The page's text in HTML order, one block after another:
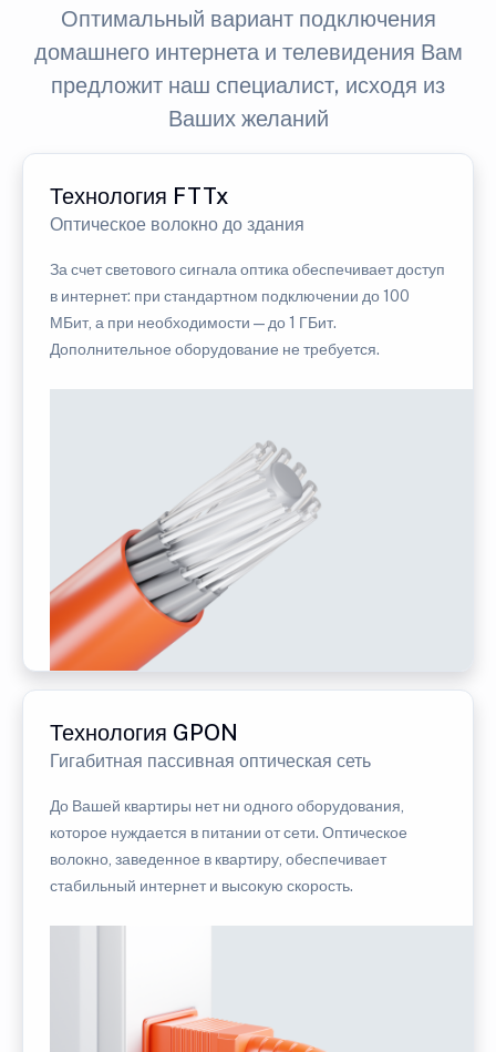
Оптимальный вариант подключения
домашнего интернета и телевидения Вам
предложит наш специалист, исходя из
Ваших желаний
Технология FTTx
Оптическое волокно до здания
За счет светового сигнала оптика обеспечивает доступ
в интернет: при стандартном подключении до 100
МБит, а при необходимости — до 1 ГБит.
Дополнительное оборудование не требуется.
Технология GPON
Гигабитная пассивная оптическая сеть
До Вашей квартиры нет ни одного оборудования,
которое нуждается в питании от сети. Оптическое
волокно, заведенное в квартиру, обеспечивает
стабильный интернет и высокую скорость.